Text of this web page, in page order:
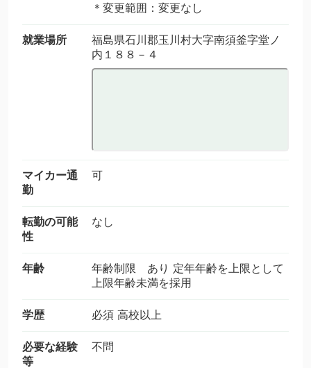
＊変更範囲：変更なし
就業場所
福島県石川郡玉川村大字南須釜字堂ノ
内１８８－４
マイカー通
勤
可
転勤の可能
性
なし
年齢
年齢制限 あり 定年年齢を上限として
上限年齢未満を採用
学歴 必須 高校以上
必要な経験
等
不問